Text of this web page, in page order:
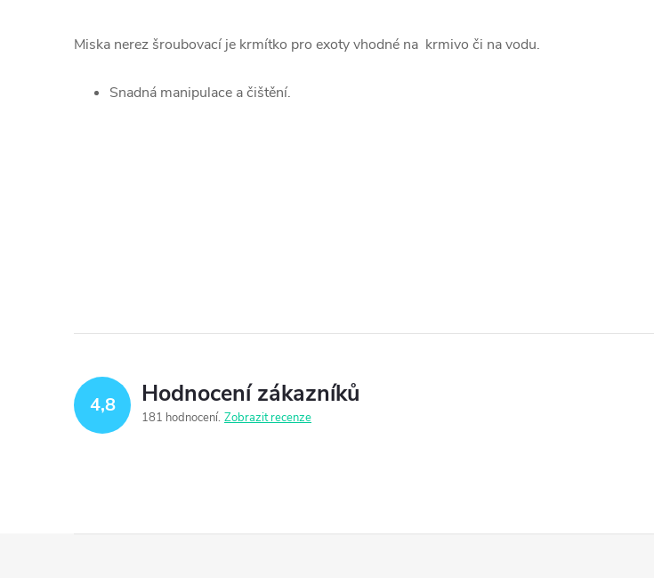
Miska nerez šroubovací je krmítko pro exoty vhodné na krmivo či na vodu.
Snadná manipulace a čištění.
4,8 Hodnocení zákazníků
181 hodnocení Zobrazit recenze